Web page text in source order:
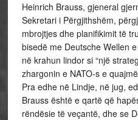
Heinrich Brauss, gjeneral
Sekretari i Përgjithshëm,
mbrojtjes dhe planifikimit të
bisedë me Deutsche Wellen
në krahun lindor si “një
zhargonin e NATO-s e
Pra edhe në Lindje, në jug,
Brauss është e qartë që
rëndësie të veçantë, dhe se